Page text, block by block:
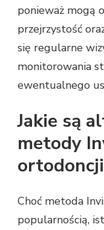
ponieważ mogą
przejrzystość
się regularne
monitorowania
ewentualnego
Jakie są
metody
ortodoncji
Choć metoda
popularnością,